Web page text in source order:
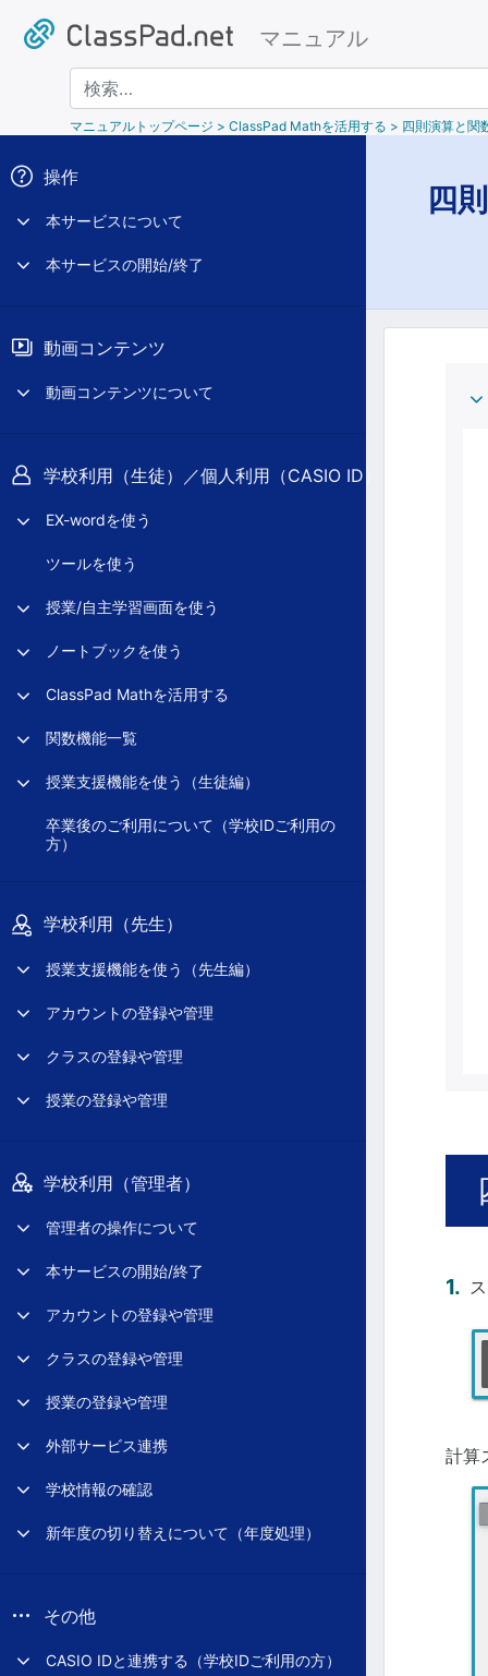
マニュアル
検索
マニュアルトップページ > ClassPad Mathを活用する > 四則演算と関
操作
本サービスについて
本サービスの開始/終了
動画コンテンツ
動画コンテンツについて
学校利用（生徒）／個人利用（CASIO ID）
EX-wordを使う
ツールを使う
授業/自主学習画面を使う
ノートブックを使う
ClassPad Mathを活用する
関数機能一覧
授業支援機能を使う（生徒編）
卒業後のご利用について（学校IDご利用の
方）
学校利用（先生）
授業支援機能を使う（先生編）
アカウントの登録や管理
クラスの登録や管理
授業の登録や管理
学校利用（管理者）
管理者の操作について
本サービスの開始/終了
アカウントの登録や管理
クラスの登録や管理
授業の登録や管理
外部サービス連携
学校情報の確認
新年度の切り替えについて（年度処理）
その他
CASIO IDと連携する（学校IDご利用の方）
四
計算